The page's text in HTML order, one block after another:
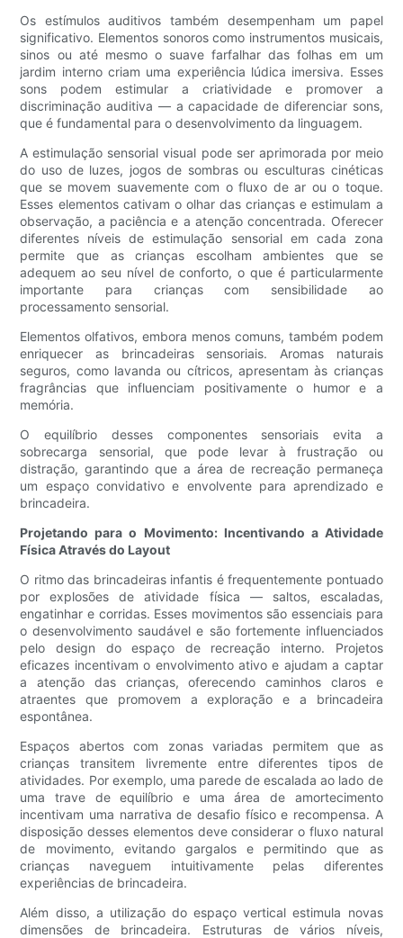
Os estímulos auditivos também desempenham um papel
significativo. Elementos sonoros como instrumentos musicais,
sinos ou até mesmo o suave farfalhar das folhas em um
jardim interno criam uma experiência lúdica imersiva. Esses
sons podem estimular a criatividade e promover a
discriminação auditiva — a capacidade de diferenciar sons,
que é fundamental para o desenvolvimento da linguagem.
A estimulação sensorial visual pode ser aprimorada por meio
do uso de luzes, jogos de sombras ou esculturas cinéticas
que se movem suavemente com o fluxo de ar ou o toque.
Esses elementos cativam o olhar das crianças e estimulam a
observação, a paciência e a atenção concentrada. Oferecer
diferentes níveis de estimulação sensorial em cada zona
permite que as crianças escolham ambientes que se
adequem ao seu nível de conforto, o que é particularmente
importante para crianças com sensibilidade ao
processamento sensorial.
Elementos olfativos, embora menos comuns, também podem
enriquecer as brincadeiras sensoriais. Aromas naturais
seguros, como lavanda ou cítricos, apresentam às crianças
fragrâncias que influenciam positivamente o humor e a
memória.
O equilíbrio desses componentes sensoriais evita a
sobrecarga sensorial, que pode levar à frustração ou
distração, garantindo que a área de recreação permaneça
um espaço convidativo e envolvente para aprendizado e
brincadeira.
Projetando para o Movimento: Incentivando a Atividade
Física Através do Layout
O ritmo das brincadeiras infantis é frequentemente pontuado
por explosões de atividade física — saltos, escaladas,
engatinhar e corridas. Esses movimentos são essenciais para
o desenvolvimento saudável e são fortemente influenciados
pelo design do espaço de recreação interno. Projetos
eficazes incentivam o envolvimento ativo e ajudam a captar
a atenção das crianças, oferecendo caminhos claros e
atraentes que promovem a exploração e a brincadeira
espontânea.
Espaços abertos com zonas variadas permitem que as
crianças transitem livremente entre diferentes tipos de
atividades. Por exemplo, uma parede de escalada ao lado de
uma trave de equilíbrio e uma área de amortecimento
incentivam uma narrativa de desafio físico e recompensa. A
disposição desses elementos deve considerar o fluxo natural
de movimento, evitando gargalos e permitindo que as
crianças naveguem intuitivamente pelas diferentes
experiências de brincadeira.
Além disso, a utilização do espaço vertical estimula novas
dimensões de brincadeira. Estruturas de vários níveis,